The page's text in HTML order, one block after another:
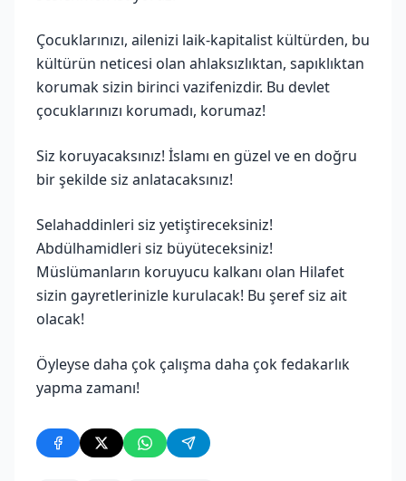
Çocuklarınızı, ailenizi laik-kapitalist kültürden, bu
kültürün neticesi olan ahlaksızlıktan, sapıklıktan
korumak sizin birinci vazifenizdir. Bu devlet
çocuklarınızı korumadı, korumaz!
Siz koruyacaksınız! İslamı en güzel ve en doğru
bir şekilde siz anlatacaksınız!
Selahaddinleri siz yetiştireceksiniz!
Abdülhamidleri siz büyüteceksiniz!
Müslümanların koruyucu kalkanı olan Hilafet
sizin gayretlerinizle kurulacak! Bu şeref siz ait
olacak!
Öyleyse daha çok çalışma daha çok fedakarlık
yapma zamanı!